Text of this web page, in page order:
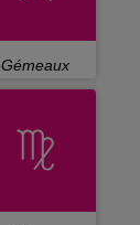
Gémeaux